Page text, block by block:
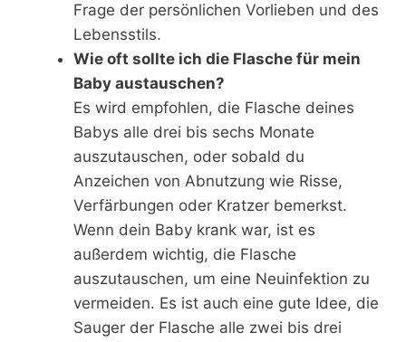
Frage der persönlichen Vorlieben und des
Lebensstils.
Wie oft sollte ich die Flasche für mein
Baby austauschen?
Es wird empfohlen, die Flasche deines
Babys alle drei bis sechs Monate
auszutauschen, oder sobald du
Anzeichen von Abnutzung wie Risse,
Verfärbungen oder Kratzer bemerkst.
Wenn dein Baby krank war, ist es
außerdem wichtig, die Flasche
auszutauschen, um eine Neuinfektion zu
vermeiden. Es ist auch eine gute Idee, die
Sauger der Flasche alle zwei bis drei